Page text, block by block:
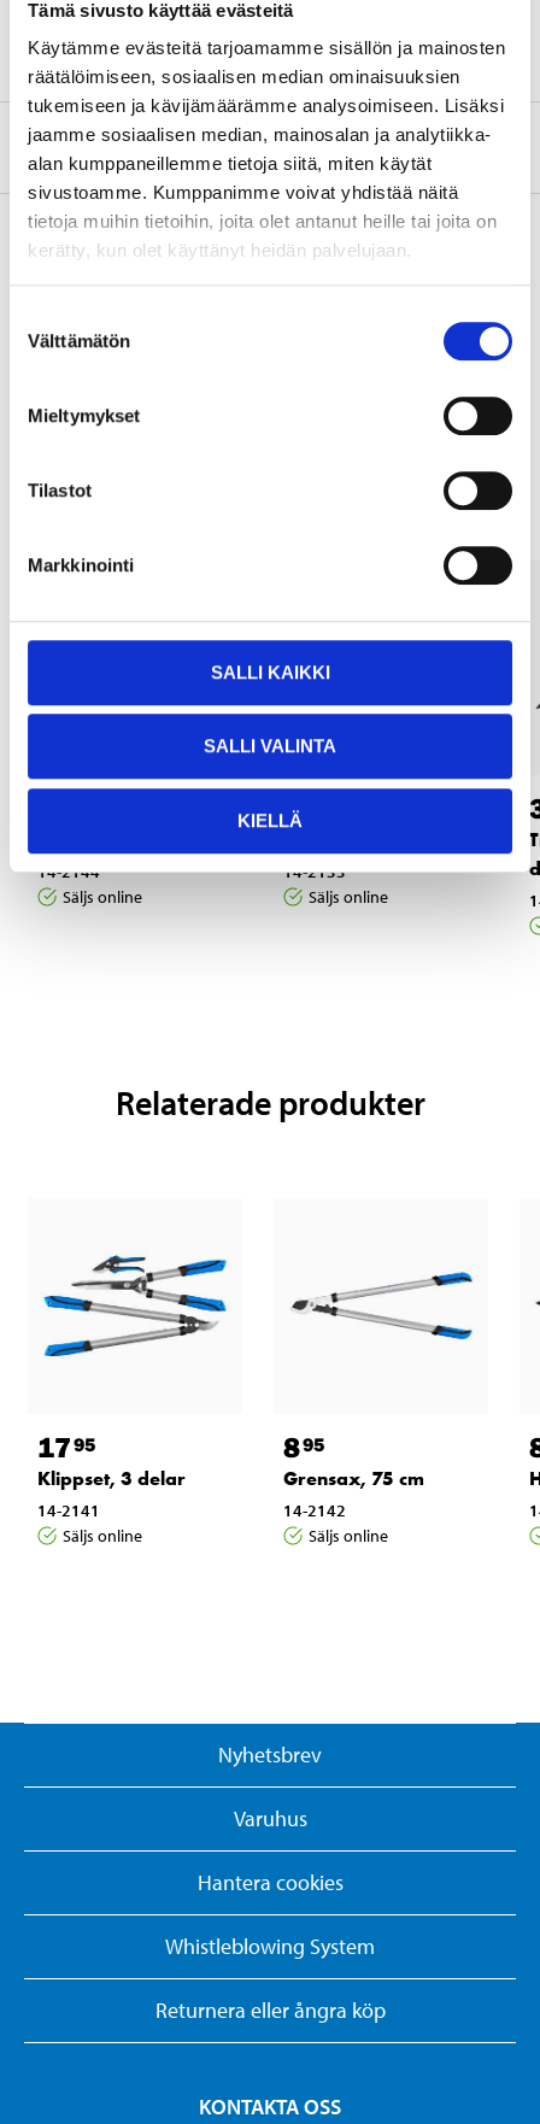
Tämä sivusto käyttää evästeitä
Käytämme evästeitä tarjoamamme sisällön ja mainosten
räätälöimiseen, sosiaalisen median ominaisuuksien
tukemiseen ja kävijämäärämme analysoimiseen. Lisäksi
jaamme sosiaalisen median, mainosalan ja analytiikka-
alan kumppaneillemme tietoja siitä, miten käytät
sivustoamme. Kumppanimme voivat yhdistää näitä
tietoja muihin tietoihin, joita olet antanut heille tai joita on
kerätty, kun olet käyttänyt heidän palvelujaan.
valinta
Välttämätön
Mieltymykset
Tilastot
Markkinointi
SALLI KAIKKI
SALLI VALINTA
KIELLÄ
Klippkapacitet
Om tillverkaren
Andra kunder köpte också
14-2144
Säljs online
6
14-2133
Säljs online
Relaterade produkter
1795
Klippset, 3 delar
14-2141
Säljs online
895
Grensax, 75 cm
14-2142
Säljs online
Nyhetsbrev
Varuhus
Hantera cookies
Whistleblowing System
Returnera eller ångra köp
KONTAKTA OSS